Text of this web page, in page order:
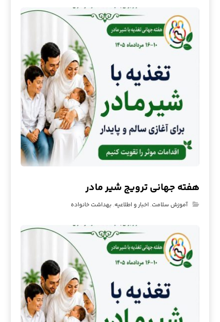
هفته جهانی ترویج شیر مادر
آموزش سلامت, اخبار و اطلاعیه,بهداشت خانواده